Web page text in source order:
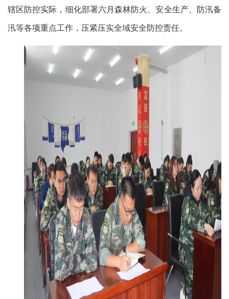
辖区防控实际，细化部署六月森林防火、安全生产、防汛备
汛等各项重点工作，压紧压实全域安全防控责任。